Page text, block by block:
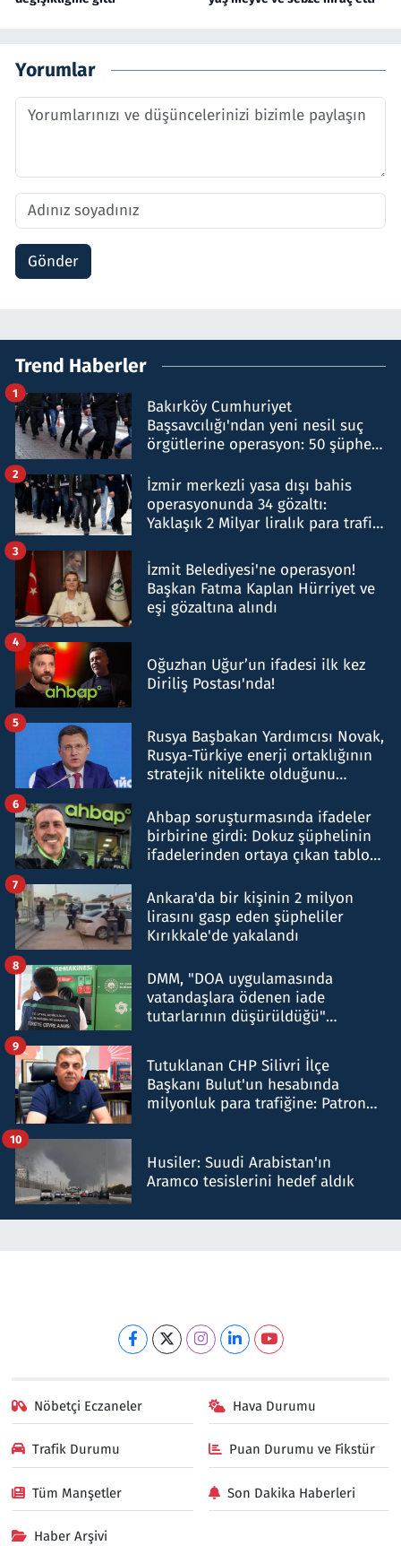
Yorumlar
Gönder
Trend Haberler
Bakırköy Cumhuriyet
Başsavcılığı'ndan yeni nesil suç
örgütlerine operasyon: 50 şüpheli
1
İzmir merkezli yasa dışı bahis
operasyonunda 34 gözaltı:
Yaklaşık 2 Milyar liralık para trafiği
2
İzmit Belediyesi'ne operasyon!
Başkan Fatma Kaplan Hürriyet ve
eşi gözaltına alındı
3
Oğuzhan Uğur’un ifadesi ilk kez
Diriliş Postası'nda!
4
Rusya Başbakan Yardımcısı Novak,
Rusya-Türkiye enerji ortaklığının
stratejik nitelikte olduğunu
5
Ahbap soruşturmasında ifadeler
birbirine girdi: Dokuz şüphelinin
ifadelerinden ortaya çıkan tablo
6
Ankara'da bir kişinin 2 milyon
lirasını gasp eden şüpheliler
Kırıkkale'de yakalandı
7
DMM, "DOA uygulamasında
vatandaşlara ödenen iade
tutarlarının düşürüldüğü"
8
Tutuklanan CHP Silivri İlçe
Başkanı Bulut'un hesabında
milyonluk para trafiğine: Patron
9
Husiler: Suudi Arabistan'ın
Aramco tesislerini hedef aldık
10
Nöbetçi Eczaneler Hava Durumu
Trafik Durumu Puan Durumu ve Fikstür
Tüm Manşetler Son Dakika Haberleri
Haber Arşivi